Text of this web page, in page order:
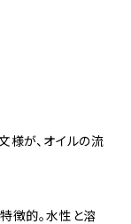
様が、オイルの流
徴的。水性と溶